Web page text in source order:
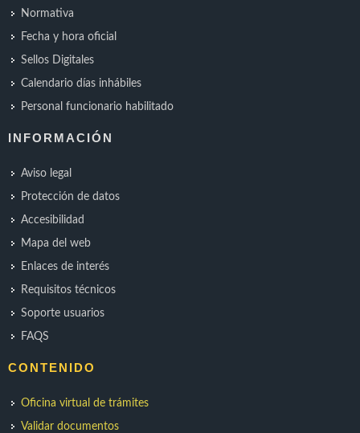
Normativa
Fecha y hora oficial
Sellos Digitales
Calendario días inhábiles
Personal funcionario habilitado
INFORMACIÓN
Aviso legal
Protección de datos
Accesibilidad
Mapa del web
Enlaces de interés
Requisitos técnicos
Soporte usuarios
FAQS
CONTENIDO
Oficina virtual de trámites
Validar documentos